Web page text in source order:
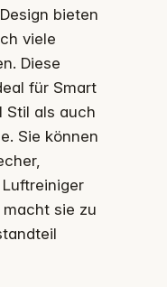
bieten
viele
Diese
für Smart
Stil als auch
Sie können
sie zu